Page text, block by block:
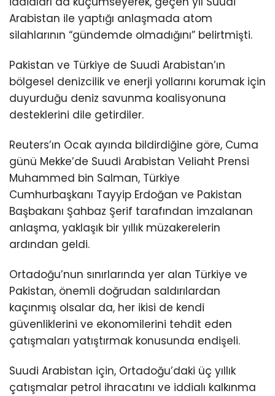
Arabistan ile yaptığı anlaşmada atom
silahlarının “gündemde olmadığını” belirtmişti.
Pakistan ve Türkiye de Suudi Arabistan’ın
bölgesel denizcilik ve enerji yollarını korumak için
duyurduğu deniz savunma koalisyonuna
desteklerini dile getirdiler.
Reuters’ın Ocak ayında bildirdiğine göre, Cuma
günü Mekke’de Suudi Arabistan Veliaht Prensi
Muhammed bin Salman, Türkiye
Cumhurbaşkanı Tayyip Erdoğan ve Pakistan
Başbakanı Şahbaz Şerif tarafından imzalanan
anlaşma, yaklaşık bir yıllık müzakerelerin
ardından geldi.
Ortadoğu’nun sınırlarında yer alan Türkiye ve
Pakistan, önemli doğrudan saldırılardan
kaçınmış olsalar da, her ikisi de kendi
güvenliklerini ve ekonomilerini tehdit eden
çatışmaları yatıştırmak konusunda endişeli.
Suudi Arabistan için, Ortadoğu’daki üç yıllık
çatışmalar petrol ihracatını ve iddialı kalkınma